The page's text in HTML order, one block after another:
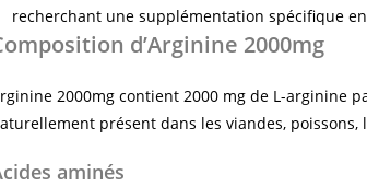
recherchant une supplémentation spécifique
d’Arginine 2000mg
2000mg contient 2000 mg de L-arginine
présent dans les viandes, poissons,
aminés